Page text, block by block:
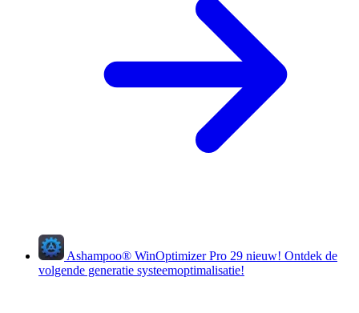
Ashampoo® WinOptimizer Pro 29 nieuw! Ontdek de
volgende generatie systeemoptimalisatie!